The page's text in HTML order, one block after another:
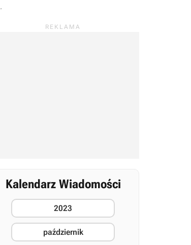
.
Kalendarz Wiadomości
2023
październik